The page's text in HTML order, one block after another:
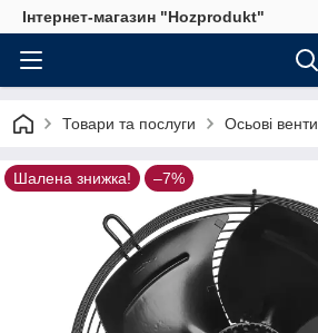
Інтернет-магазин "Hozprodukt"
Товари та послуги Осьові
Шалена знижка! –7%